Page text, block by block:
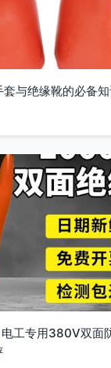
与绝缘靴的必备
工专用380V双面